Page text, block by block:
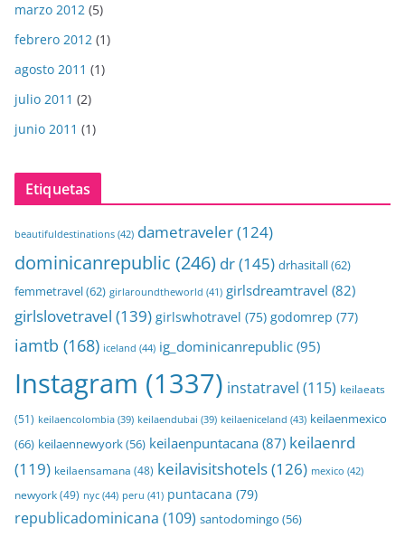
marzo 2012 (5)
febrero 2012 (1)
agosto 2011 (1)
julio 2011 (2)
junio 2011 (1)
Etiquetas
beautifuldestinations (42) dametraveler(124)
dominicanrepublic (246) dr(145) drhasitall(62)
femmetravel(62) girlaroundtheworld (41) girlsdreamtravel (82)
girlslovetravel (139) girlswhotravel (75) godomrep (77)
iamtb (168) iceland (44) ig_dominicanrepublic (95)
Instagram (1337) instatravel (115) keilaeats
(51) keilaencolombia (39) keilaendubai (39) keilaeniceland (43) keilaenmexico
(66) keilaennewyork(56) keilaenpuntacana (87) keilaenrd
(119) keilaensamana (48) keilavisitshotels(126) mexico (42)
newyork(49) nyc (44) peru (41) puntacana (79)
republicadominicana (109) santodomingo (56)